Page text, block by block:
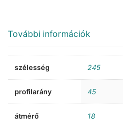
További információk
szélesség 245
profilarány 45
átmérő 18